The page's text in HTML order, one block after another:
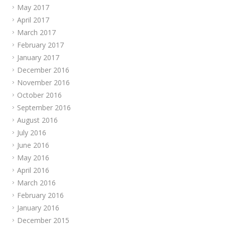
May 2017
April 2017
March 2017
February 2017
January 2017
December 2016
November 2016
October 2016
September 2016
August 2016
July 2016
June 2016
May 2016
April 2016
March 2016
February 2016
January 2016
December 2015